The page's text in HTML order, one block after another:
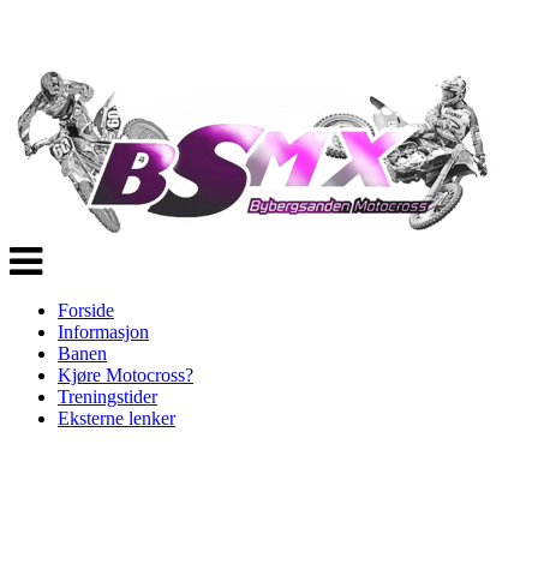
Veksle
navigasjon
Forside
Informasjon
Banen
Kjøre Motocross?
Treningstider
Eksterne lenker